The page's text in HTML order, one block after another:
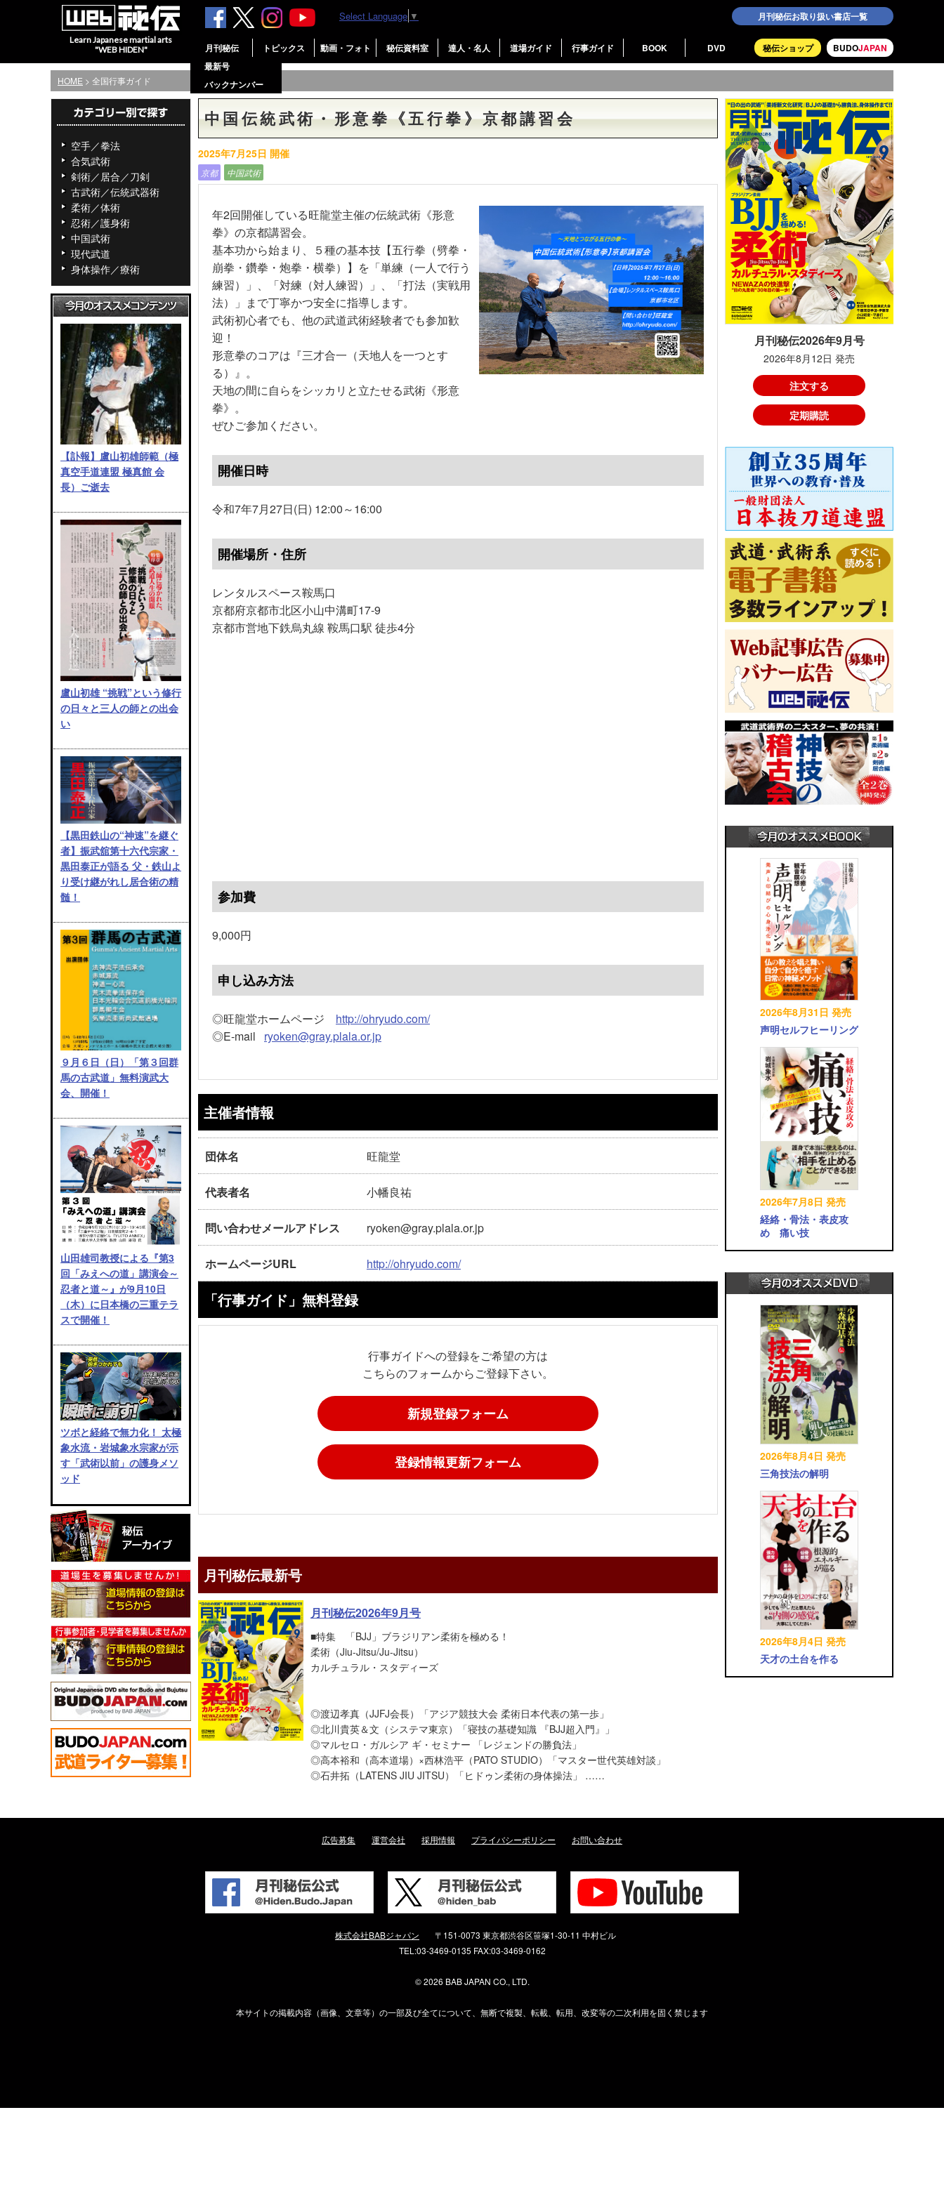
Learn Japanese martial arts
"WEB HIDEN"
月刊秘伝お取り扱い書店一覧
BUDOJAPAN
秘伝ショップ
月刊秘伝
最新号
バックナンバー
トピックス 動画・フォト 秘伝資料室 達人・名人 道場ガイド 行事ガイド BOOK DVD
Select Language ▼
HOME > 全国行事ガイド
空手／拳法
合気武術
剣術／居合／刀剣
古武術／伝統武器術
柔術／体術
忍術／護身術
中国武術
現代武道
身体操作／療術
【訃報】盧山初雄師範（極
真空手道連盟 極真館 会
長）ご逝去
盧山初雄 “挑戦”という修行
の日々と三人の師との出会
い
【黒田鉄山の“神速”を継ぐ
者】振武舘第十六代宗家・
黒田泰正が語る 父・鉄山よ
り受け継がれし居合術の精
髄！
９月６日（日）「第３回群
馬の古武道」無料演武大
会、開催！
山田雄司教授による『第3
回「みえへの道」講演会～
忍者と道～』が9月10日
（木）に日本橋の三重テラ
スで開催！
ツボと経絡で無力化！ 太極
象水流・岩城象水宗家が示
す「武術以前」の護身メソ
ッド
中国伝統武術・形意拳《五行拳》京都講習会
2025年7月25日 開催
京都 中国武術
年2回開催している旺龍堂主催の伝統武術《形意
拳》の京都講習会。
基本功から始まり、５種の基本技【五行拳（劈拳・
崩拳・鑽拳・炮拳・横拳）】を「単練（一人で行う
練習）」、「対練（対人練習）」、「打法（実戦用
法）」まで丁寧かつ安全に指導します。
武術初心者でも、他の武道武術経験者でも参加歓
迎！
形意拳のコアは『三才合一（天地人を一つとす
る）』。
天地の間に自らをシッカリと立たせる武術《形意
拳》。
ぜひご参加ください。
開催日時
令和7年7月27日(日) 12:00～16:00
開催場所・住所
レンタルスペース鞍馬口
京都府京都市北区小山中溝町17-9
京都市営地下鉄烏丸線 鞍馬口駅 徒歩4分
参加費
9,000円
申し込み方法
◎旺龍堂ホームページ http://ohryudo.com/
◎E-mail ryoken@gray.plala.or.jp
主催者情報
団体名 旺龍堂
代表者名 小幡良祐
問い合わせメールアドレス ryoken@gray.plala.or.jp
ホームページURL http://ohryudo.com/
「行事ガイド」無料登録
行事ガイドへの登録をご希望の方は
こちらのフォームからご登録下さい。
新規登録フォーム
登録情報更新フォーム
月刊秘伝最新号
月刊秘伝2026年9月号
■特集 「BJJ」ブラジリアン柔術を極める！
柔術（Jiu-Jitsu/Ju-Jitsu）
カルチュラル・スタディーズ
◎渡辺孝真（JJFJ会長）「アジア競技大会 柔術日本代表の第一歩」
◎北川貴英＆文（システマ東京）「寝技の基礎知識 『BJJ超入門』」
◎マルセロ・ガルシア ギ・セミナー 「レジェンドの勝負法」
◎高本裕和（高本道場）×西林浩平（PATO STUDIO）「マスター世代英雄対談」
◎石井拓（LATENS JIU JITSU）「ヒドゥン柔術の身体操法」 ……
月刊秘伝2026年9月号
2026年8月12日 発売
注文する
定期購読
2026年8月31日 発売
声明セルフヒーリング
2026年7月8日 発売
経絡・骨法・表皮攻
め 痛い技
2026年8月4日 発売
三角技法の解明
2026年8月4日 発売
天才の土台を作る
広告募集 運営会社 採用情報 プライバシーポリシー お問い合わせ
株式会社BABジャパン
〒151-0073 東京都渋谷区笹塚1-30-11 中村ビル
TEL:03-3469-0135 FAX:03-3469-0162
©2026 BAB JAPAN CO., LTD.
本サイトの掲載内容（画像、文章等）の一部及び全てについて、無断で複製、転載、転用、改変等の二次利用を固く禁じます